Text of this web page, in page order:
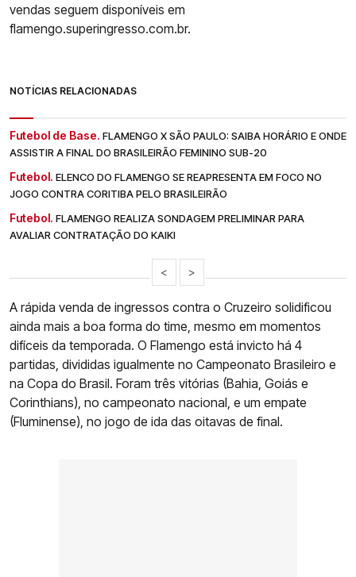
vendas seguem disponíveis em
flamengo.superingresso.com.br.
NOTÍCIAS RELACIONADAS
Futebol de Base. FLAMENGO X SÃO PAULO: SAIBA HORÁRIO E ONDE
ASSISTIR A FINAL DO BRASILEIRÃO FEMININO SUB-20
Futebol. ELENCO DO FLAMENGO SE REAPRESENTA EM FOCO NO
JOGO CONTRA CORITIBA PELO BRASILEIRÃO
Futebol. FLAMENGO REALIZA SONDAGEM PRELIMINAR PARA
AVALIAR CONTRATAÇÃO DO KAIKI
< >
A rápida venda de ingressos contra o Cruzeiro solidificou
ainda mais a boa forma do time, mesmo em momentos
difíceis da temporada. O Flamengo está invicto há 4
partidas, divididas igualmente no Campeonato Brasileiro e
na Copa do Brasil. Foram três vitórias (Bahia, Goiás e
Corinthians), no campeonato nacional, e um empate
(Fluminense), no jogo de ida das oitavas de final.